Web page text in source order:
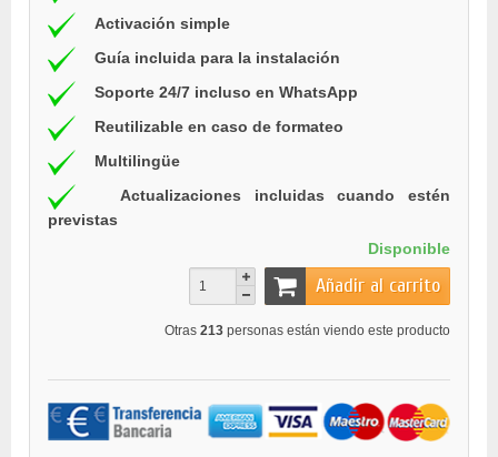
Activación simple
Guía incluida para la instalación
Soporte 24/7 incluso en WhatsApp
Reutilizable en caso de formateo
Multilingüe
Actualizaciones incluidas cuando estén
previstas
Disponible
Añadir al carrito
Otras 213 personas están viendo este producto